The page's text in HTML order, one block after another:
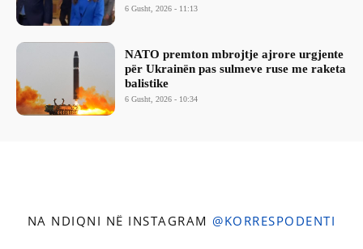
6 Gusht, 2026 - 11:13
NATO premton mbrojtje ajrore urgjente
për Ukrainën pas sulmeve ruse me raketa
balistike
6 Gusht, 2026 - 10:34
NA NDIQNI NË INSTAGRAM @KORRESPODENTI